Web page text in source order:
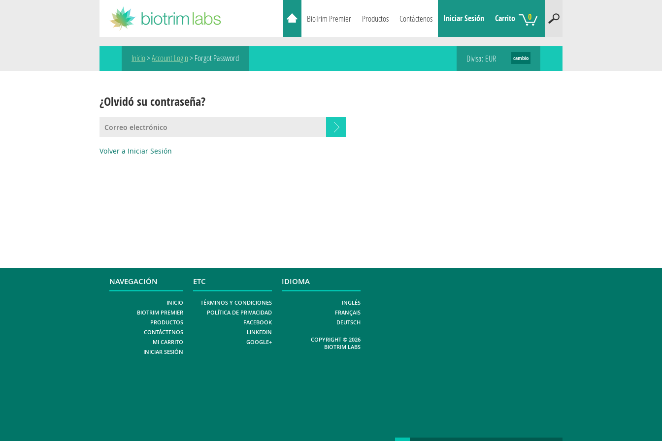
BioTrim Premier Productos Contáctenos Iniciar Sesión Carrito 0
Inicio>Account Login>Forgot Password cambio
Divisa: EUR
¿Olvidó su contraseña?
Volver a Iniciar Sesión
NAVEGACIÓN
INICIO
BIOTRIM PREMIER
PRODUCTOS
CONTÁCTENOS
MI CARRITO
INICIAR SESIÓN
ETC
TÉRMINOS Y CONDICIONES
POLÍTICA DE PRIVACIDAD
FACEBOOK
LINKEDIN
GOOGLE+
IDIOMA
INGLÉS
FRANÇAIS
DEUTSCH
COPYRIGHT © 2026
BIOTRIM LABS